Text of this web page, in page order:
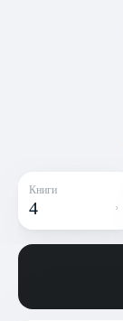
Книги
4